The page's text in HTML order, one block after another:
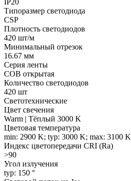
IP20
Типоразмер светодиода
CSP
Плотность светодиодов
420 шт/м
Минимальный отрезок
16.67 мм
Серия ленты
COB открытая
Количество светодиодов
420 шт
Светотехнические
Цвет свечения
Warm | Тёплый 3000 K
Цветовая температура
min: 2900 K; typ: 3000 K; max: 3100 K
Индекс цветопередачи CRI (Ra)
>90
Угол излучения
typ: 150 °